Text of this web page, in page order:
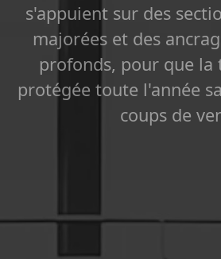
s'appuient sur des
majorées et des
profonds, pour que la
protégée toute l'année
coups de